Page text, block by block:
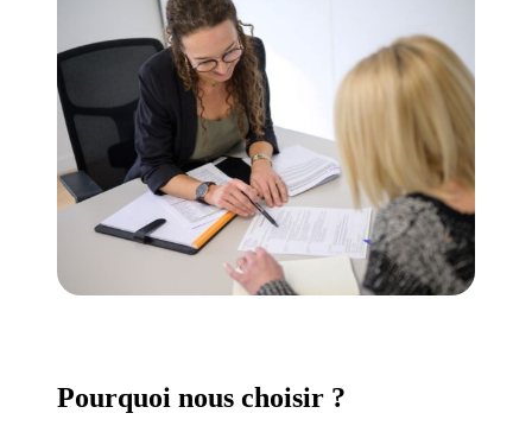
Pourquoi nous choisir ?